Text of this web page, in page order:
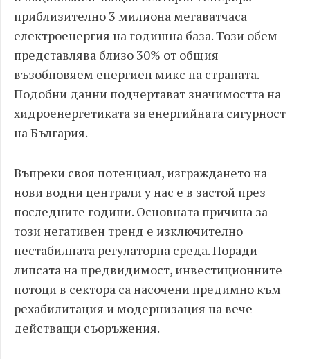
приблизително 3 милиона мегаватчаса
електроенергия на годишна база. Този обем
представлява близо 30% от общия
възобновяем енергиен микс на страната.
Подобни данни подчертават значимостта на
хидроенергетиката за енергийната сигурност
на България.
Въпреки своя потенциал, изграждането на
нови водни централи у нас е в застой през
последните години. Основната причина за
този негативен тренд е изключително
нестабилната регулаторна среда. Поради
липсата на предвидимост, инвестиционните
потоци в сектора са насочени предимно към
рехабилитация и модернизация на вече
действащи съоръжения.